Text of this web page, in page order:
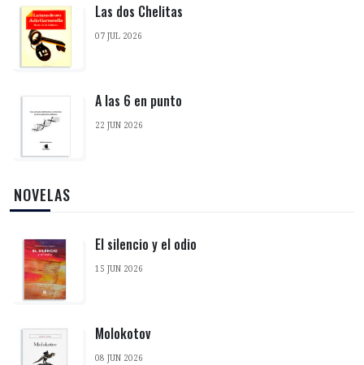
Las dos Chelitas
07 JUL 2026
A las 6 en punto
22 JUN 2026
‎ NOVELAS
El silencio y el odio
15 JUN 2026
Molokotov
08 JUN 2026